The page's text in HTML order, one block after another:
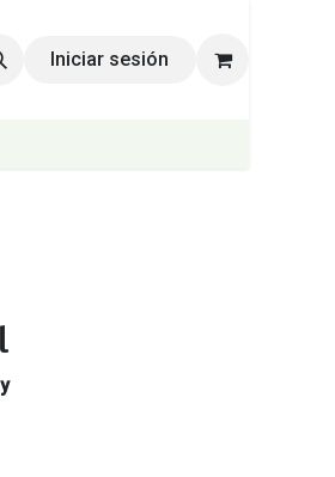
Iniciar sesión